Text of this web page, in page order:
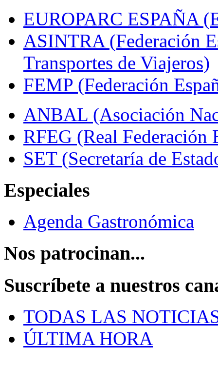
EUROPARC ESPAÑA
ASINTRA (Federación
Transportes de Viajeros)
FEMP (Federación
ANBAL (Asociación
RFEG (Real Federación
SET (Secretaría de
Especiales
Agenda Gastronómica
Nos patrocinan...
Suscríbete a nuestros
TODAS LAS
ÚLTIMA HORA